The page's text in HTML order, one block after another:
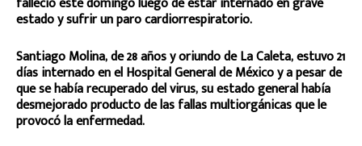
estado y sufrir un paro cardiorrespiratorio.
Santiago Molina, de 28 años y oriundo de La Caleta, estuvo 21
días internado en el Hospital General de México y a pesar de
que se había recuperado del virus, su estado general había
desmejorado producto de las fallas multiorgánicas que le
provocó la enfermedad.